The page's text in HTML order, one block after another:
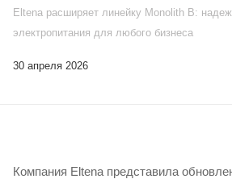
Eltena расширяет линейку Monolith B:
электропитания для любого бизнеса
30 апреля 2026
Компания Eltena представила